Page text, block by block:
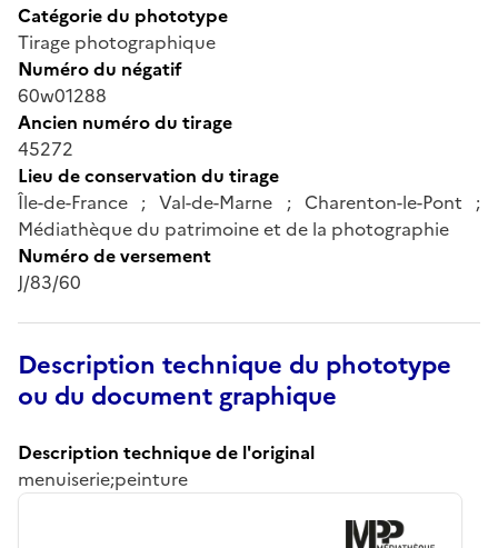
Catégorie du phototype
Tirage photographique
Numéro du négatif
60w01288
Ancien numéro du tirage
45272
Lieu de conservation du tirage
Île-de-France ; Val-de-Marne ; Charenton-le-Pont ;
Médiathèque du patrimoine et de la photographie
Numéro de versement
J/83/60
Description technique du phototype
ou du document graphique
Description technique de l'original
menuiserie;peinture